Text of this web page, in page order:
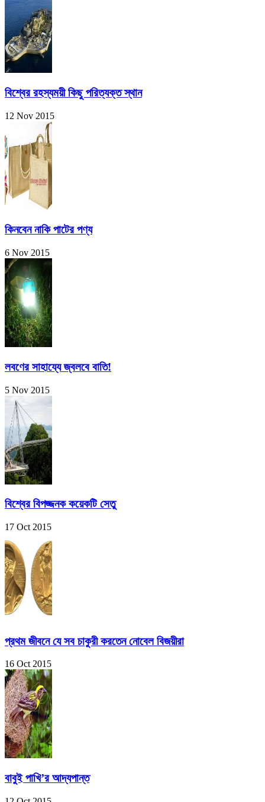
বিশ্বের রহস্যময়ী কিছু পরিত্যক্ত স্থান
12 Nov 2015
কিনবেন নাকি পাটের পণ্য
6 Nov 2015
লবণের সাহায্যে জ্বলবে বাতি!
5 Nov 2015
বিশ্বের বিপজ্জনক কয়েকটি সেতু
17 Oct 2015
প্রথম জীবনে যে সব চাকুরী করতেন নোবেল বিজয়ীরা
16 Oct 2015
বাবুই পাখি’র আদ্যপান্ত